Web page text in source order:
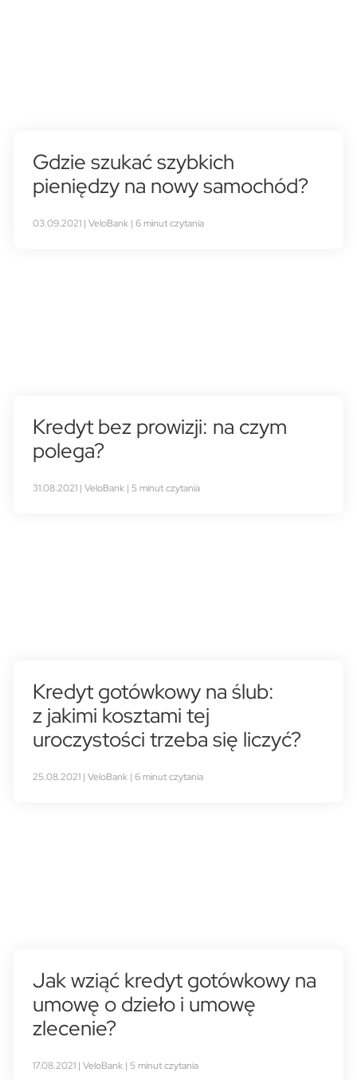
Gdzie szukać szybkich
pieniędzy na nowy samochód?
03.09.2021 | VeloBank | 6 minut czytania
Kredyt bez prowizji: na czym
polega?
31.08.2021 | VeloBank | 5 minut czytania
Kredyt gotówkowy na ślub:
z jakimi kosztami tej
uroczystości trzeba się liczyć?
25.08.2021 | VeloBank | 6 minut czytania
Jak wziąć kredyt gotówkowy na
umowę o dzieło i umowę
zlecenie?
17.08.2021 | VeloBank | 5 minut czytania